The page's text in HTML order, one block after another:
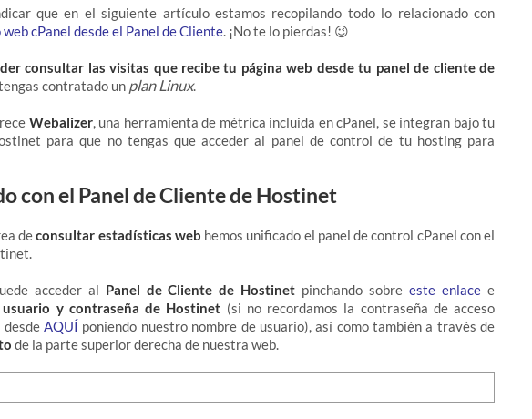
que en el siguiente artículo estamos recopilando todo lo relacionado con
cPanel desde el Panel de Cliente. ¡No te lo pierdas! 😉
consultar las visitas que recibe tu página web desde tu panel de cliente de
contratado un plan Linux.
Webalizer, una herramienta de métrica incluida en cPanel, se integran bajo tu
para que no tengas que acceder al panel de control de tu hosting para
con el Panel de Cliente de Hostinet
deconsultar estadísticas web hemos unificado el panel de control cPanel con el
acceder al Panel de Cliente de Hostinet pinchando sobreeste enlace e
usuario y contraseña de Hostinet (si no recordamos la contraseña de acceso
desdeAQUÍ poniendo nuestro nombre de usuario), así como también a través de
de la parte superior derecha de nuestra web.